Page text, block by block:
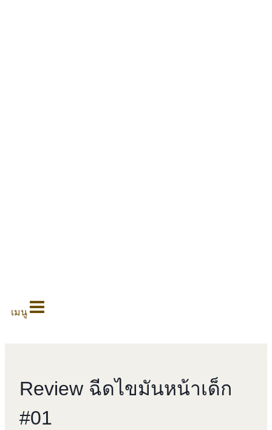
เมนู
Review ฉีดไขมันหน้าเด็ก
#01